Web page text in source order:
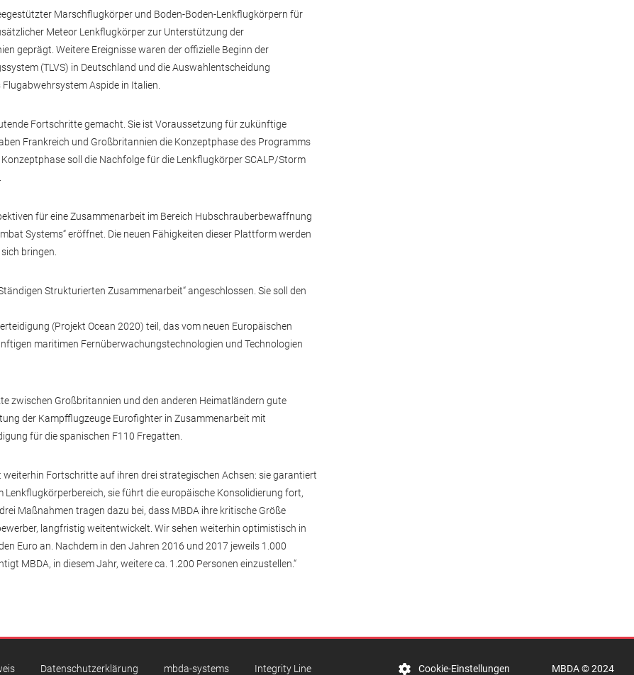
Marschflugkörper und Boden-Boden-Lenkflugkörpern für
Meteor Lenkflugkörper zur Unterstützung der
geprägt. Weitere Ereignisse waren der offizielle Beginn der
(TLVS) in Deutschland und die Auswahlentscheidung
Aspide in Italien.
Fortschritte gemacht. Sie ist Voraussetzung für zukünftige
Frankreich und Großbritannien die Konzeptphase des Programms
soll die Nachfolge für die Lenkflugkörper SCALP/Storm
für eine Zusammenarbeit im Bereich Hubschrauberbewaffnung
Systems“ eröffnet. Die neuen Fähigkeiten dieser Plattform werden
bringen.
Strukturierten Zusammenarbeit“ angeschlossen. Sie soll den
(Projekt Ocean 2020) teil, das vom neuen Europäischen
maritimen Fernüberwachungstechnologien und Technologien
zwischen Großbritannien und den anderen Heimatländern gute
der Kampfflugzeuge Eurofighter in Zusammenarbeit mit
für die spanischen F110 Fregatten.
weiterhin Fortschritte auf ihren drei strategischen Achsen: sie garantiert
sie führt die europäische Konsolidierung fort,
Maßnahmen tragen dazu bei, dass MBDA ihre kritische Größe
langfristig weitentwickelt. Wir sehen weiterhin optimistisch in
Euro an. Nachdem in den Jahren 2016 und 2017 jeweils 1.000
MBDA, in diesem Jahr, weitere ca. 1.200 Personen einzustellen.“
Datenschutzerklärung mbda-systems Integrity Line Cookie-Einstellungen MBDA © 2024